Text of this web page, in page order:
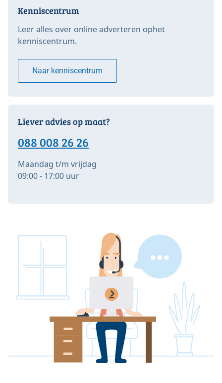
Kenniscentrum
Leer alles over online adverteren ophet
kenniscentrum.
Naar kenniscentrum
Liever advies op maat?
088 008 26 26
Maandag t/m vrijdag
09:00 - 17:00 uur